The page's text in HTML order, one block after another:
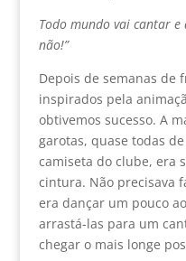
Todo mundo vai cantar
não!”
Depois de semanas de
inspirados pela
obtivemos sucesso. A
garotas, quase todas
camiseta do clube, era
cintura. Não precisava
era dançar um pouco
arrastá-las para um
chegar o mais longe